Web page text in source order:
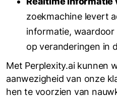
zoekmachine levert
informatie, waardoor
op veranderingen in
Met Perplexity.ai kunnen
aanwezigheid van onze
hen te voorzien van